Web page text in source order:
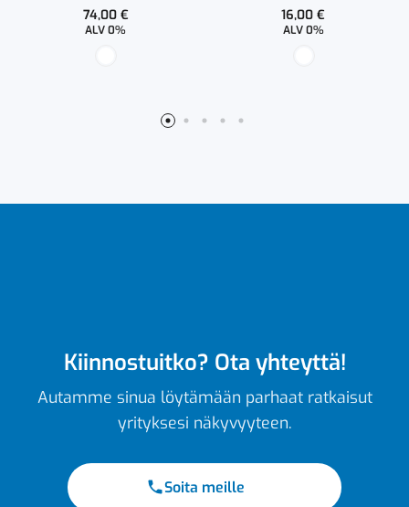
74,00 €
ALV 0%
16,00€
ALV 0%
Kiinnostuitko? Ota yhteyttä!
Autamme sinua löytämään parhaat ratkaisut
yrityksesi näkyvyyteen.
Soita meille